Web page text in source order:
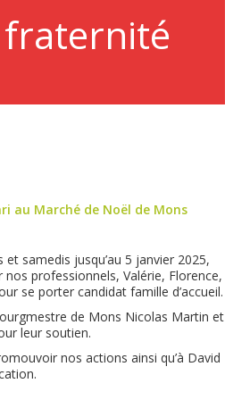
au Marché de Noël de Mons
samedis jusqu’au 5 janvier 2025,
professionnels, Valérie, Florence,
se porter candidat famille d’accueil.
de Mons Nicolas Martin et
leur soutien.
nos actions ainsi qu’à David